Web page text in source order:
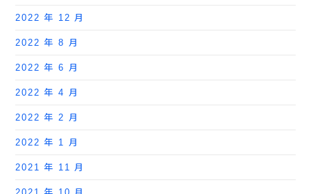
2022 年 12 月
2022 年 8 月
2022 年 6 月
2022 年 4 月
2022 年 2 月
2022 年 1 月
2021 年 11 月